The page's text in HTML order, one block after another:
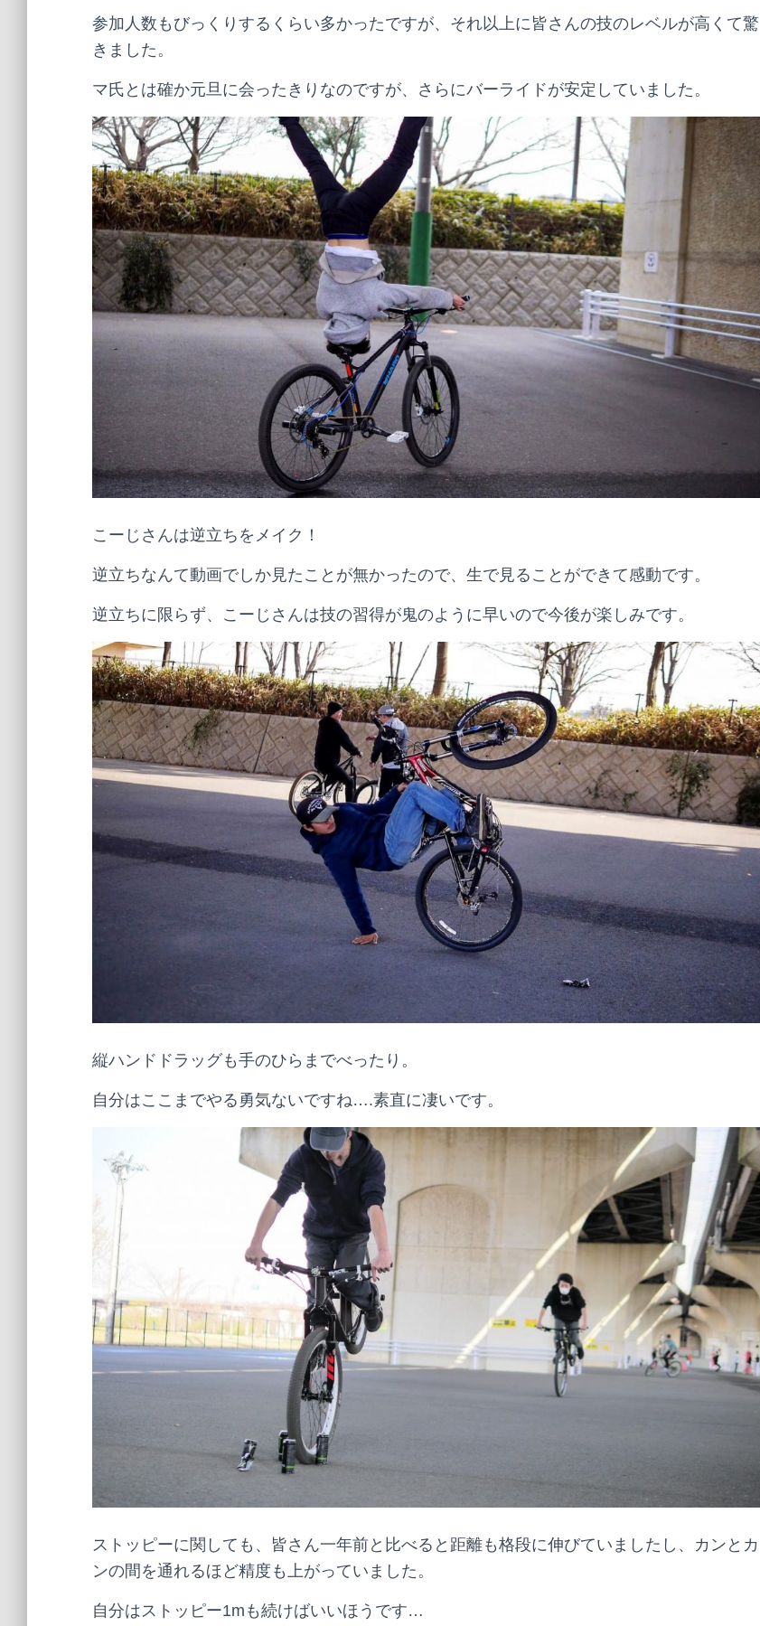
参加人数もびっくりするくらい多かったですが、それ以上に皆さんの技のレベルが高くて驚
きました。
マ氏とは確か元旦に会ったきりなのですが、さらにバーライドが安定していました。
こーじさんは逆立ちをメイク！
逆立ちなんて動画でしか見たことが無かったので、生で見ることができて感動です。
逆立ちに限らず、こーじさんは技の習得が鬼のように早いので今後が楽しみです。
縦ハンドドラッグも手のひらまでべったり。
自分はここまでやる勇気ないですね….素直に凄いです。
ストッピーに関しても、皆さん一年前と比べると距離も格段に伸びていましたし、カンとカ
ンの間を通れるほど精度も上がっていました。
自分はストッピー1mも続けばいいほうです…